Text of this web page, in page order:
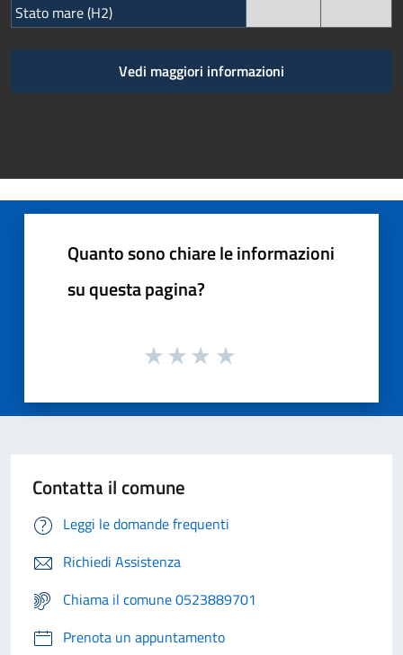
Stato mare (H2)
Vedi maggiori informazioni
Quanto sono chiare le informazioni
su questa pagina?
Contatta il comune
Leggi le domande frequenti
Richiedi Assistenza
Chiama il comune 0523889701
Prenota un appuntamento